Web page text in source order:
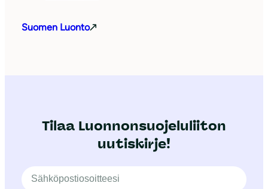
Suomen Luonto
Tilaa Luonnonsuojeluliiton
uutiskirje!